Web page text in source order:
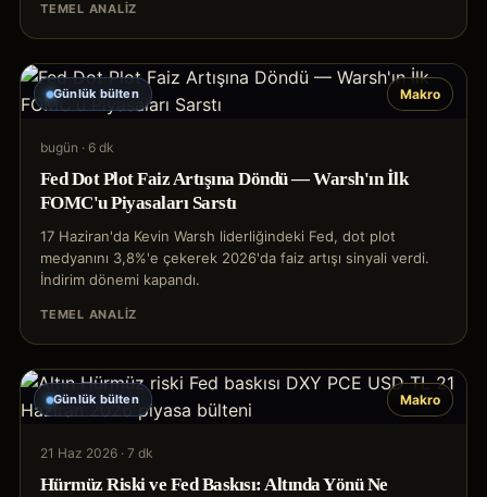
TEMEL ANALIZ
Makro
Günlük bülten
bugün · 6 dk
Fed Dot Plot Faiz Artışına Döndü — Warsh'ın İlk
FOMC'u Piyasaları Sarstı
17 Haziran'da Kevin Warsh liderliğindeki Fed, dot plot
medyanını 3,8%'e çekerek 2026'da faiz artışı sinyali verdi.
İndirim dönemi kapandı.
TEMEL ANALIZ
Makro
Günlük bülten
21 Haz 2026 · 7 dk
Hürmüz Riski ve Fed Baskısı: Altında Yönü Ne